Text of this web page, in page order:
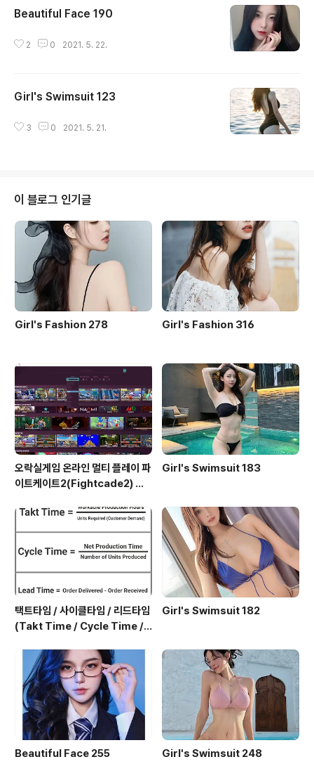
Beautiful Face 190
2 0 2021. 5. 22.
Girl's Swimsuit 123
3 0 2021. 5. 21.
이 블로그 인기글
Girl's Fashion 278 Girl's Fashion 316
오락실게임 온라인 멀티 플레이 파
이트케이트2(Fightcade2) 설
Girl's Swimsuit 183
택트타임 / 사이클타임 / 리드타임
(Takt Time / Cycle Time / L
Girl's Swimsuit 182
Beautiful Face 255 Girl's Swimsuit 248